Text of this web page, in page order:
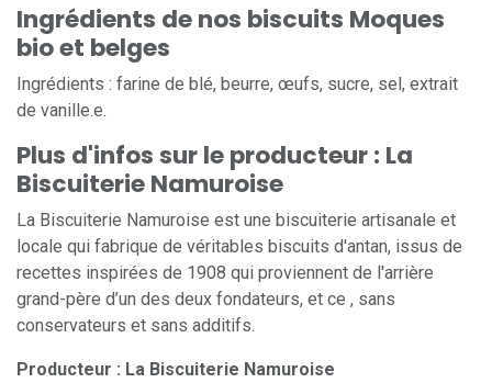
Ingrédients de nos biscuits Moques
bio et belges
Ingrédients : farine de blé, beurre, œufs, sucre, sel, extrait
de vanille.e.
Plus d'infos sur le producteur : La
Biscuiterie Namuroise
La Biscuiterie Namuroise est une biscuiterie artisanale et
locale qui fabrique de véritables biscuits d'antan, issus de
recettes inspirées de 1908 qui proviennent de l'arrière
grand-père d’un des deux fondateurs, et ce , sans
conservateurs et sans additifs.
Producteur : La Biscuiterie Namuroise